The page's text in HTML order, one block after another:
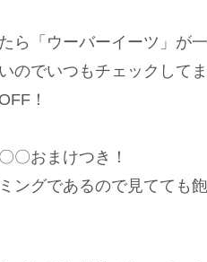
ら「ウーバーイーツ」が
のでいつもチェックしてま
！
〇おまけつき！
ングであるので見てても